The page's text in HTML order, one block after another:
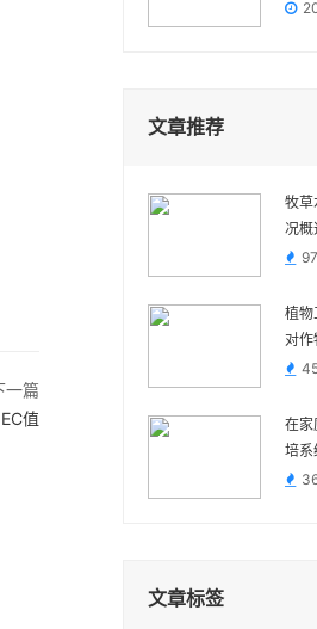
一篇
值
质量
文章推荐
牧草
况概
植物
对作
在家
培系
文章标签